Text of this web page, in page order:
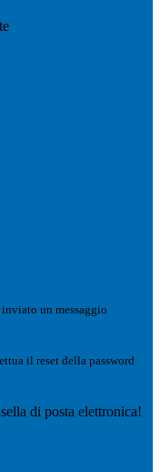
inviato un messaggio
il reset della password
di posta elettronica!